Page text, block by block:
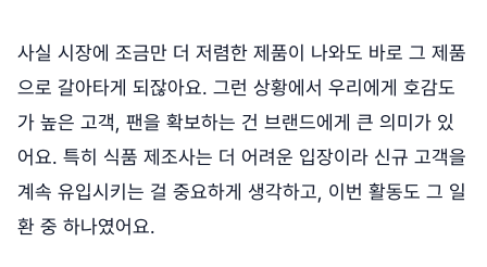
사실 시장에 조금만 더 저렴한 제품이 나와도 바로 그 제품
으로 갈아타게 되잖아요. 그런 상황에서 우리에게 호감도
가 높은 고객, 팬을 확보하는 건 브랜드에게 큰 의미가 있
어요. 특히 식품 제조사는 더 어려운 입장이라 신규 고객을
계속 유입시키는 걸 중요하게 생각하고, 이번 활동도 그 일
환 중 하나였어요.